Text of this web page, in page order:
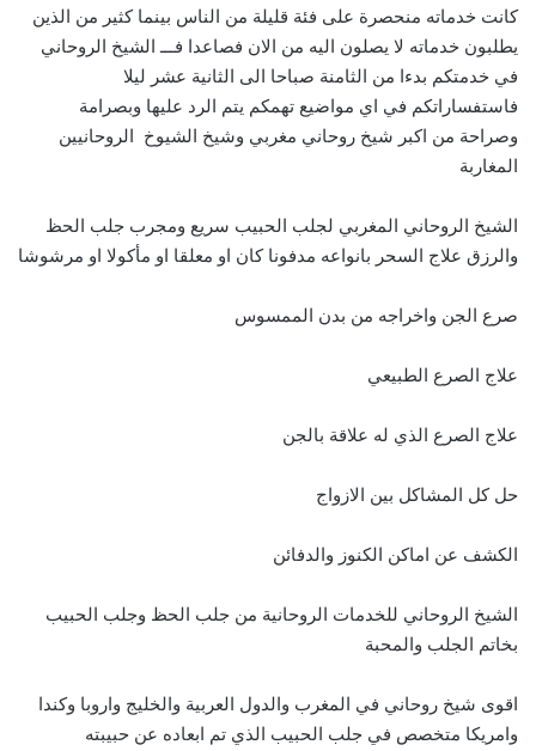
كانت خدماته منحصرة على فئة قليلة من الناس بينما كثير من الذين
يطلبون خدماته لا يصلون اليه من الان فصاعدا فـــ الشيخ الروحاني
في خدمتكم بدءا من الثامنة صباحا الى الثانية عشر ليلا
فاستفساراتكم في اي مواضيع تهمكم يتم الرد عليها وبصرامة
وصراحة من اكبر شيخ روحاني مغربي وشيخ الشيوخ الروحانيين
المغاربة
الشيخ الروحاني المغربي لجلب الحبيب سريع ومجرب جلب الحظ
والرزق علاج السحر بانواعه مدفونا كان او معلقا او مأكولا او مرشوشا
صرع الجن واخراجه من بدن الممسوس
علاج الصرع الطبيعي
علاج الصرع الذي له علاقة بالجن
حل كل المشاكل بين الازواج
الكشف عن اماكن الكنوز والدفائن
الشيخ الروحاني للخدمات الروحانية من جلب الحظ وجلب الحبيب
بخاتم الجلب والمحبة
اقوى شيخ روحاني في المغرب والدول العربية والخليج واروبا وكندا
وامريكا متخصص في جلب الحبيب الذي تم ابعاده عن حبيبته